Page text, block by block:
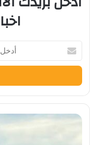
بريدك
الإلكتروني
قصر